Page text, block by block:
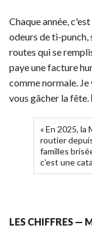
Chaque année,
odeurs de ti-punch,
routes qui se
paye une facture
comme normale.
vous gâcher la fête.
« En 2025, la
routier
familles
c'est une
LES CHIFFRES —